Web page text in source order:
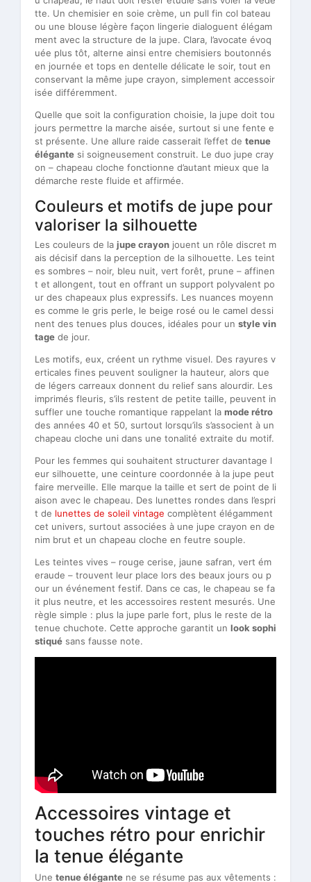
tte. Un chemisier en soie crème, un pull fin col bateau
ou une blouse légère façon lingerie dialoguent élégam
ment avec la structure de la jupe. Clara, l’avocate évoq
uée plus tôt, alterne ainsi entre chemisiers boutonnés
en journée et tops en dentelle délicate le soir, tout en
conservant la même jupe crayon, simplement accessoir
isée différemment.
Quelle que soit la configuration choisie, la jupe doit tou
jours permettre la marche aisée, surtout si une fente e
st présente. Une allure raide casserait l’effet de tenue
élégante si soigneusement construit. Le duo jupe cray
on – chapeau cloche fonctionne d’autant mieux que la
démarche reste fluide et affirmée.
Couleurs et motifs de jupe pour
valoriser la silhouette
Les couleurs de la jupe crayon jouent un rôle discret m
ais décisif dans la perception de la silhouette. Les teint
es sombres – noir, bleu nuit, vert forêt, prune – affinen
t et allongent, tout en offrant un support polyvalent po
ur des chapeaux plus expressifs. Les nuances moyenn
es comme le gris perle, le beige rosé ou le camel dessi
nent des tenues plus douces, idéales pour un style vin
tage de jour.
Les motifs, eux, créent un rythme visuel. Des rayures v
erticales fines peuvent souligner la hauteur, alors que
de légers carreaux donnent du relief sans alourdir. Les
imprimés fleuris, s’ils restent de petite taille, peuvent in
suffler une touche romantique rappelant la mode rétro
des années 40 et 50, surtout lorsqu’ils s’associent à un
chapeau cloche uni dans une tonalité extraite du motif.
Pour les femmes qui souhaitent structurer davantage l
eur silhouette, une ceinture coordonnée à la jupe peut
faire merveille. Elle marque la taille et sert de point de li
aison avec le chapeau. Des lunettes rondes dans l’espri
t de lunettes de soleil vintage complètent élégamment
cet univers, surtout associées à une jupe crayon en de
nim brut et un chapeau cloche en feutre souple.
Les teintes vives – rouge cerise, jaune safran, vert ém
eraude – trouvent leur place lors des beaux jours ou p
our un événement festif. Dans ce cas, le chapeau se fa
it plus neutre, et les accessoires restent mesurés. Une
règle simple : plus la jupe parle fort, plus le reste de la
tenue chuchote. Cette approche garantit un look sophi
stiqué sans fausse note.
Accessoires vintage et
touches rétro pour enrichir
la tenue élégante
Une tenue élégante ne se résume pas aux vêtements :